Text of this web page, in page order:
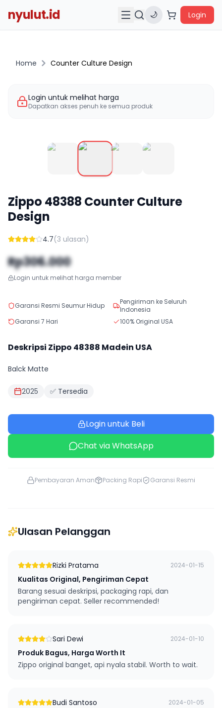
nyulut.id 🌙 Login
Home Counter Culture Design
Login untuk melihat harga
Dapatkan akses penuh ke semua produk
Zippo 48388 Counter Culture
Design
4.7(3 ulasan)
Rp306.000
Login untuk melihat harga member
Garansi Resmi Seumur Hidup
Pengiriman ke Seluruh
Indonesia
Garansi 7 Hari
100% Original USA
Deskripsi Zippo 48388 Madein USA
Balck Matte
2025 ✅ Tersedia
Login untuk Beli
Chat via WhatsApp
Pembayaran Aman Packing Rapi Garansi Resmi
Ulasan Pelanggan
Rizki Pratama 2024-01-15
Kualitas Original, Pengiriman Cepat
Barang sesuai deskripsi, packaging rapi, dan
pengiriman cepat. Seller recommended!
Sari Dewi 2024-01-10
Produk Bagus, Harga Worth It
Zippo original banget, api nyala stabil. Worth to wait.
Budi Santoso 2024-01-05